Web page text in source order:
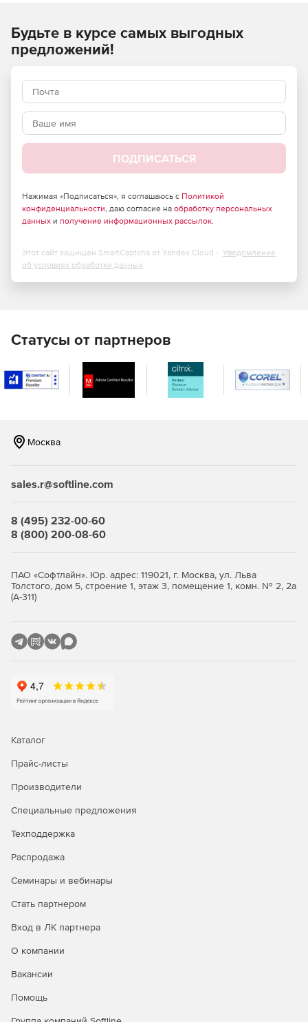
Будьте в курсе самых выгодных
предложений!
ПОДПИСАТЬСЯ
Нажимая «Подписаться», я соглашаюсь с Политикой
конфиденциальности, даю согласие на обработку персональных
данных и получение информационных рассылок.
Этот сайт защищен SmartCaptcha от Yandex Cloud - Уведомление
об условиях обработки данных
Статусы от партнеров
Москва
sales.r@softline.com
8 (495) 232-00-60
8 (800) 200-08-60
ПАО «Софтлайн». Юр. адрес: 119021, г. Москва, ул. Льва
Толстого, дом 5, строение 1, этаж 3, помещение 1, комн. № 2, 2а
(А-311)
Каталог
Прайс-листы
Производители
Специальные предложения
Техподдержка
Распродажа
Семинары и вебинары
Стать партнером
Вход в ЛК партнера
О компании
Вакансии
Помощь